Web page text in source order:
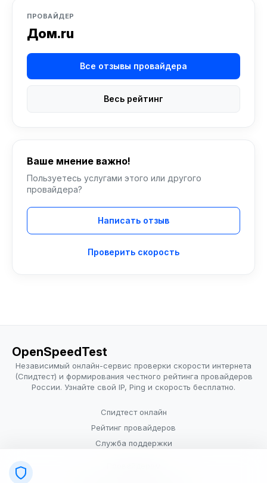
ПРОВАЙДЕР
Дом.ru
Все отзывы провайдера
Весь рейтинг
Ваше мнение важно!
Пользуетесь услугами этого или другого
провайдера?
Написать отзыв
Проверить скорость
OpenSpeedTest
Независимый онлайн-сервис проверки скорости интернета
(Спидтест) и формирования честного рейтинга провайдеров
России. Узнайте свой IP, Ping и скорость бесплатно.
Спидтест онлайн
Рейтинг провайдеров
Служба поддержки